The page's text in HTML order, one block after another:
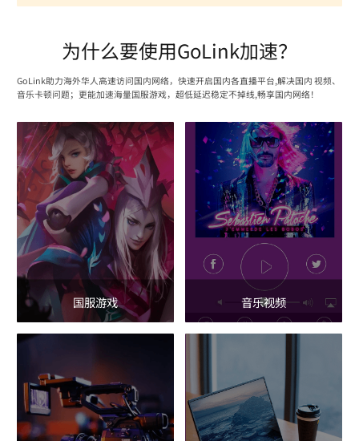
为什么要使用GoLink加速？
GoLink助力海外华人高速访问国内网络，快速开启国内各直播平台,解决国内 视频、
音乐卡顿问题；更能加速海量国服游戏，超低延迟稳定不掉线,畅享国内网络！
国服游戏 音乐视频